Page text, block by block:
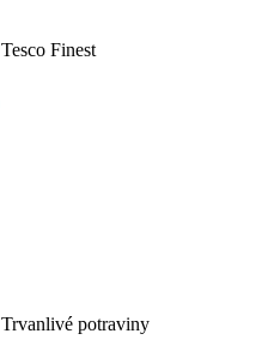
Tesco Finest
Trvanlivé potraviny